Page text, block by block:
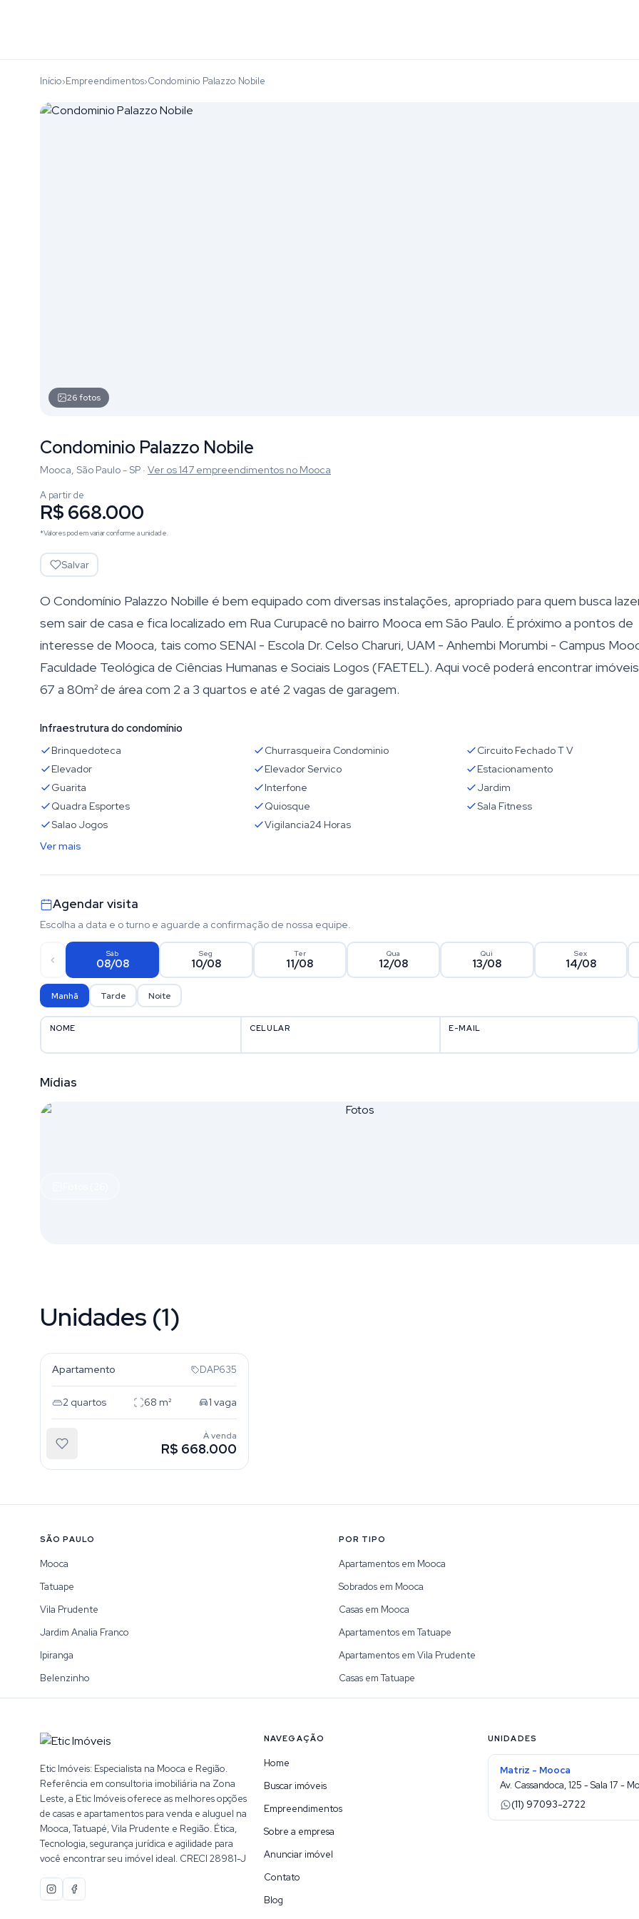
Início›Empreendimentos›Condominio Palazzo Nobile
26fotos
Condominio Palazzo Nobile
Mooca, São Paulo - SP · Ver os147 empreendimentos no Mooca
A partir de
R$ 668.000
*Valores podem variar conforme a unidade.
Salvar
O Condomínio Palazzo Nobille é bem equipado com diversas instalações, apropriado para quem busca
sem sair de casa e fica localizado em Rua Curupacê no bairro Mooca em São Paulo. É próximo a pontos de
interesse de Mooca, tais como SENAI - Escola Dr. Celso Charuri, UAM - Anhembi Morumbi - Campus
Faculdade Teológica de Ciências Humanas e Sociais Logos (FAETEL). Aqui você poderá encontrar
67 a 80m² de área com 2 a 3 quartos e até 2 vagas de garagem.
Infraestrutura do condomínio
Brinquedoteca Churrasqueira Condominio
Circuito Fechado T V
Elevador
Elevador Servico
Estacionamento
Guarita
Interfone
Jardim
Quadra Esportes
Quiosque
Sala Fitness
Salao Jogos
Vigilancia24 Horas
Ver mais
Agendar visita
Escolha a data e o turno e aguarde a confirmação de nossa equipe.
Sáb
08/08
Seg
10/08
Ter
11/08
Qua
12/08
Qui
13/08
Sex
14/08
Manhã Tarde Noite
NOME CELULAR E-MAIL
Mídias
Unidades (1)
Apartamento DAP635
2 quartos 68 m² 1 vaga
À venda
R$ 668.000
SÃO PAULO
Mooca
Tatuape
Vila Prudente
Jardim Analia Franco
Ipiranga
Belenzinho
POR TIPO
Apartamentos em Mooca
Sobrados em Mooca
Casas em Mooca
Apartamentos em Tatuape
Apartamentos em Vila Prudente
Casas em Tatuape
Etic Imóveis: Especialista na Mooca e Região.
Referência em consultoria imobiliária na Zona
Leste, a Etic Imóveis oferece as melhores opções
de casas e apartamentos para venda e aluguel na
Mooca, Tatuapé, Vila Prudente e Região. Ética,
Tecnologia, segurança jurídica e agilidade para
você encontrar seu imóvel ideal. CRECI 28981-J
NAVEGAÇÃO
Home
Buscar imóveis
Empreendimentos
Sobre a empresa
Anunciar imóvel
Contato
Blog
UNIDADES
Matriz - Mooca
Av. Cassandoca, 125 - Sala 17 -
(11) 97093-2722